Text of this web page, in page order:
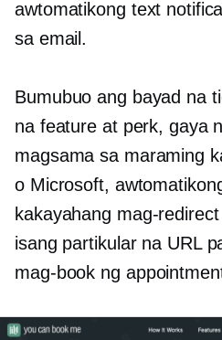
awtomatikong text
sa email.
Bumubuo ang bayad na
na feature at perk, gaya
magsama sa maraming
o Microsoft,
kakayahang mag-
isang partikular na URL
mag-book ng